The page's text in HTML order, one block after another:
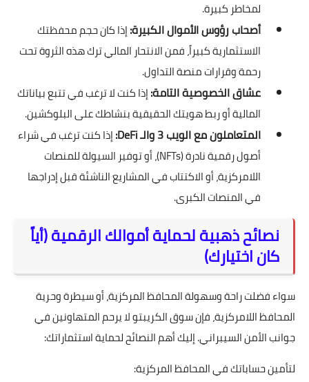
لمخاطر كبيرة.
أصحاب رؤوس الأموال الكبيرة:إذا كان حجم محفظتك
الاستثمارية كبيراً، فمن الانتحار المالي ترك هذه الثروة تحت
رحمة وقرارات منصة التداول.
عشاق الخصوصية التامة:إذا كنت لا ترغب في تتبع بياناتك
المالية أو ربط هويتك الحقيقية بنشاطك على البلوكشين.
المتعاملون مع الويب 3 والـ DeFi:
إذا كنت ترغب في شراء
أصول رقمية نادرة (NFTs)، أو توفير السيولة للمنصات
اللامركزية، أو الاكتتاب في المشاريع الناشئة قبل إدراجها
في المنصات الكبرى.
نصائح ذهبية لحماية أموالك الرقمية (أياً
كان اختيارك)
سواء فضلت راحة وسهولة المحافظ المركزية، أو سيطرة وحرية
المحافظ اللامركزية، فإن سوق الكريبتو لا يرحم المتهاونين في
جوانب الأمن السيبراني. إليك أهم النصائح لحماية استثماراتك:
لتأمين حساباتك في المحافظ المركزية: